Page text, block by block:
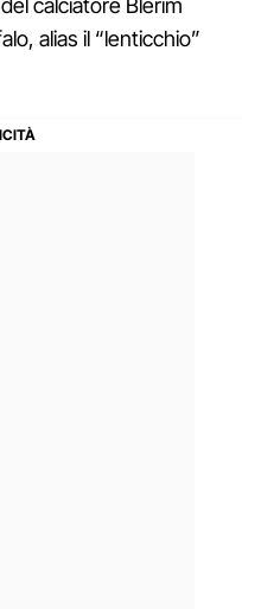
calciatore Blerim
alias il “lenticchio”